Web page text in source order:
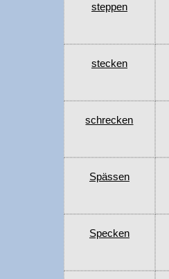
steppen
stecken
schrecken
Spässen
Specken